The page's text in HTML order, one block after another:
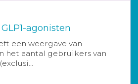
agonisten
een weergave van
het aantal gebruikers van